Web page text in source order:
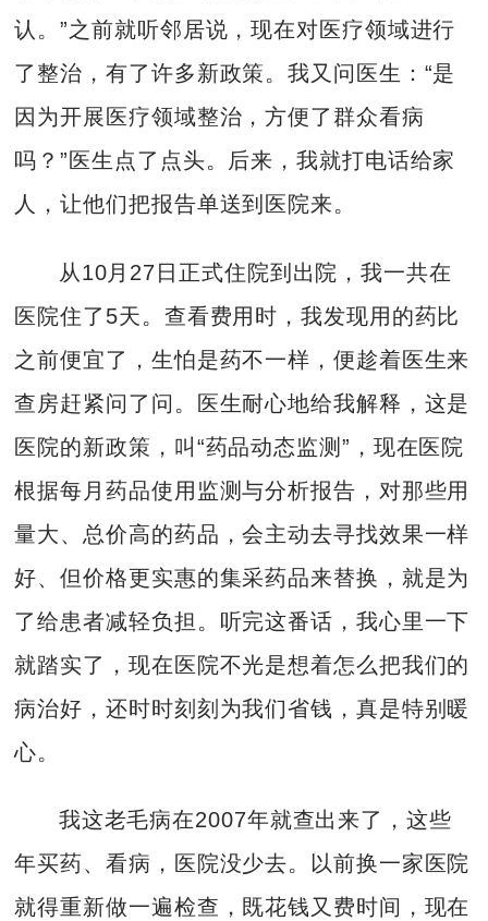
认。”之前就听邻居说，现在对医疗领域进行
了整治，有了许多新政策。我又问医生：“是
因为开展医疗领域整治，方便了群众看病
吗？”医生点了点头。后来，我就打电话给家
人，让他们把报告单送到医院来。
从10月27日正式住院到出院，我一共在
医院住了5天。查看费用时，我发现用的药比
之前便宜了，生怕是药不一样，便趁着医生来
查房赶紧问了问。医生耐心地给我解释，这是
医院的新政策，叫“药品动态监测”，现在医院
根据每月药品使用监测与分析报告，对那些用
量大、总价高的药品，会主动去寻找效果一样
好、但价格更实惠的集采药品来替换，就是为
了给患者减轻负担。听完这番话，我心里一下
就踏实了，现在医院不光是想着怎么把我们的
病治好，还时时刻刻为我们省钱，真是特别暖
心。
我这老毛病在2007年就查出来了，这些
年买药、看病，医院没少去。以前换一家医院
就得重新做一遍检查，既花钱又费时间，现在